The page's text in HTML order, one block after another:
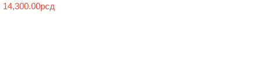
14,300.00рсд